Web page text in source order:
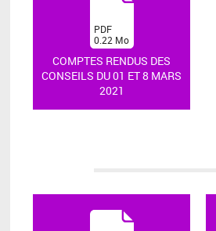
COMPTES RENDUS DES
CONSEILS DU 01 ET 8 MARS
2021
(PDF
0.22 Mo
)